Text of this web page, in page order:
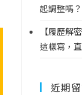
起調整嗎
【履歷解
這樣寫，
近期